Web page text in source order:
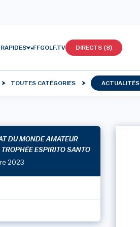
FFGOLF.TV DIRECTS (8)
TOUTES CATÉGORIES ACTUALITÉS
DU MONDE AMATEUR
TROPHÉE ESPIRITO SANTO
2023